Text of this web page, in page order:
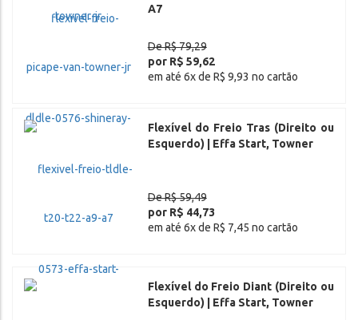
A7
De R$ 79,29
por R$ 59,62
em até 6x de R$ 9,93 no cartão
Flexível do Freio Tras (Direito ou
Esquerdo) | Effa Start, Towner
De R$ 59,49
por R$ 44,73
em até 6x de R$ 7,45 no cartão
Flexível do Freio Diant (Direito ou
Esquerdo) | Effa Start, Towner